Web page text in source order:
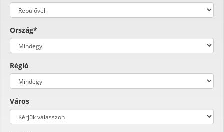
Ország*
Régió
Város